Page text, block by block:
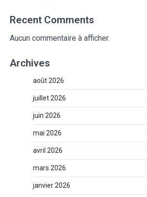
Recent Comments
Aucun commentaire à afficher.
Archives
août 2026
juillet 2026
juin 2026
mai 2026
avril 2026
mars 2026
janvier 2026